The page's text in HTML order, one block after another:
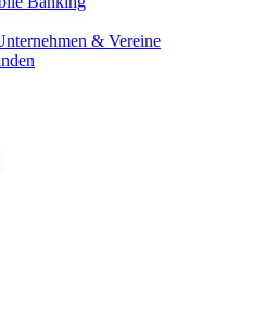
& Vereine